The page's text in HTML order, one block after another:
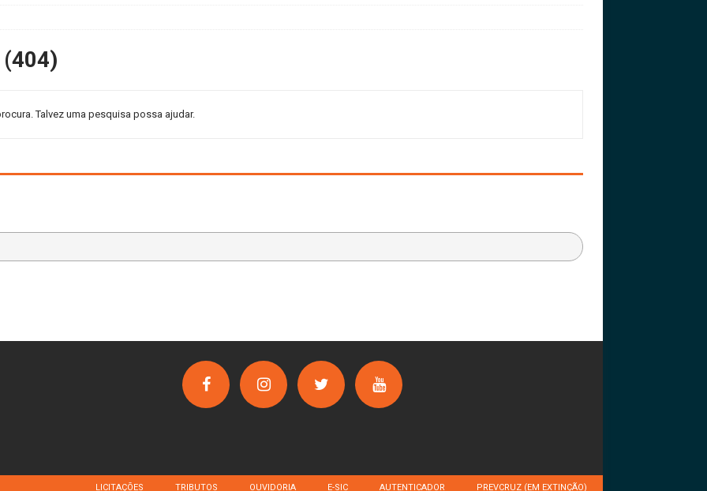
Talvez uma pesquisa possa ajudar.
LICITAÇÕES TRIBUTOS OUVIDORIA E-SIC AUTENTICADOR PREVCRUZ (EM EXTINÇÃO)